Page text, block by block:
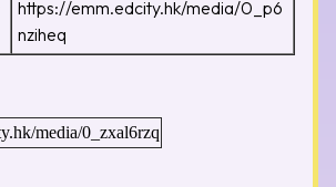
https://emm.edcity.hk/media/0_p6
nziheq
media/0_zxal6rzq